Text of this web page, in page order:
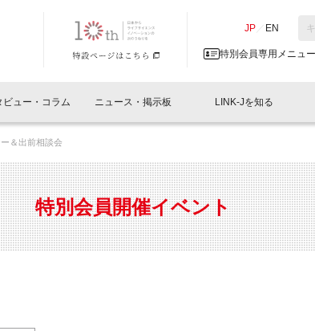
JP EN
特別会員専用メニュー
閉じる
イベントレポート一覧
LINK-J主催・共催
LINK-J協賛・協力
What's "UNIKORN"？
ビュー・コラム
ベンチャーインタビュー 会報
サポーターコラム 日本
ニュース・掲示板
人と情報の交流掲示板一覧
会員プレスリリース
募集
LINK-Jを知る
Why in Nihonbashi
サポーター紹介 事業
パンフレット GTB
特別会員について 入会
オフィス・ラボ 施設
＆出前相談会
特別会員開催イベント